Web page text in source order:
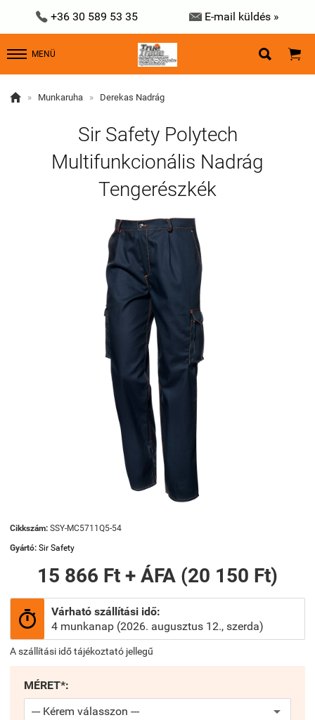
 +36 30 589 53 35  E-mail küldés »
MENÜ  
 » Munkaruha » Derekas Nadrág
Sir Safety Polytech
Multifunkcionális Nadrág
Tengerészkék
Cikkszám: SSY-MC5711Q5-54
Gyártó: Sir Safety
15 866 Ft + ÁFA (20 150 Ft)

Várható szállítási idő:
4 munkanap (2026. augusztus 12., szerda)
A szállítási idő tájékoztató jellegű
MÉRET*: